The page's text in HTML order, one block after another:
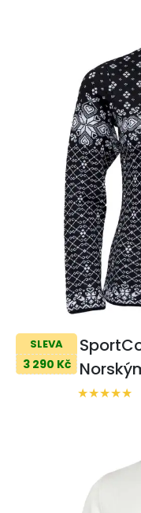
SLEVA
3 290 Kč